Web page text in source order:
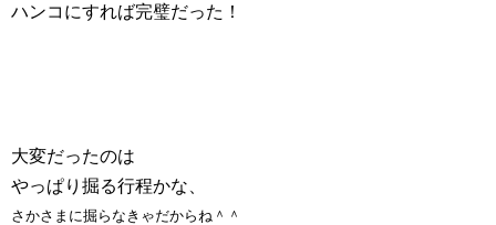
ハンコにすれば完璧だった！
大変だったのは
やっぱり掘る行程かな、
さかさまに掘らなきゃだからね＾＾